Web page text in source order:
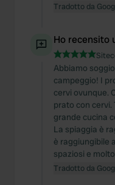
Tradotto da
Ho recensito
Abbiamo
campeggio! I
cervi ovunque.
prato con cervi.
grande cucina
La spiaggia è
è raggiungibile
spaziosi e
Tradotto da